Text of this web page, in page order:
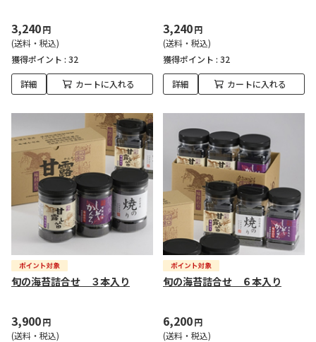
3,240円
(送料・税込)
獲得ポイント : 32
詳細 カートに入れる
3,240円
(送料・税込)
獲得ポイント : 32
詳細 カートに入れる
旬の海苔詰合せ ３本入り
3,900円
(送料・税込)
旬の海苔詰合せ ６本入り
6,200円
(送料・税込)